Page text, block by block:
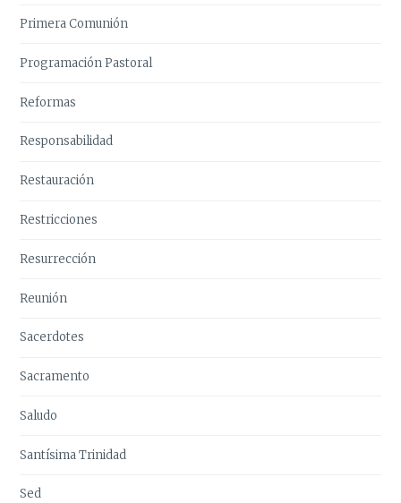
Primera Comunión
Programación Pastoral
Reformas
Responsabilidad
Restauración
Restricciones
Resurrección
Reunión
Sacerdotes
Sacramento
Saludo
Santísima Trinidad
Sed